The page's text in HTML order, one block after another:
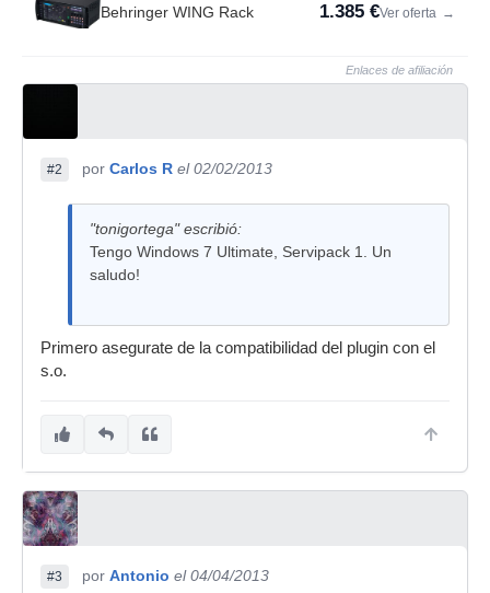
Behringer WING Rack 1.385 €Ver oferta →
Enlaces de afiliación
#2 por Carlos R el 02/02/2013
"tonigortega" escribió:
Tengo Windows 7 Ultimate, Servipack 1. Un
saludo!
Primero asegurate de la compatibilidad del plugin con el
s.o.
#3 por Antonio el 04/04/2013